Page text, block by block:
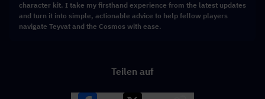
character kit. I take my firsthand experience from the latest updates
and turn it into simple, actionable advice to help fellow players
navigate Teyvat and the Cosmos with ease.
Teilen auf